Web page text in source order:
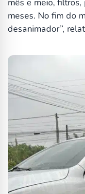
mês e meio,
meses. No fim do
desanimador”,